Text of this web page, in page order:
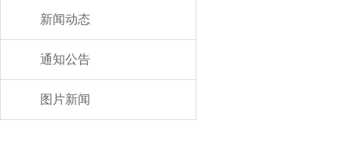
新闻动态
通知公告
图片新闻